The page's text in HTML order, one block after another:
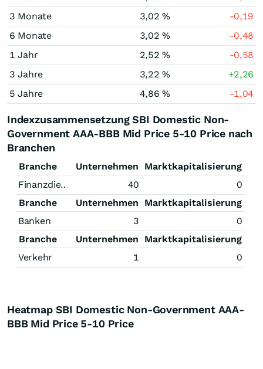
3 Monate
3,02 %
-0,19
6 Monate
3,02 %
-0,48
1 Jahr
2,52 %
-0,58
3 Jahre
3,22 %
+2,26
5 Jahre
4,86 % -1,04
Indexzusammensetzung SBI Domestic Non-
Government AAA-BBB Mid Price 5-10 Price nach
Branchen
Branche Unternehmen
Marktkapitalisierung
Finanzdienstleistungen
40
0
Branche
Unternehmen
Marktkapitalisierung
Banken
3
0
Branche
Unternehmen
Marktkapitalisierung
Verkehr
1 0
Heatmap SBI Domestic Non-Government AAA-
BBB Mid Price 5-10 Price